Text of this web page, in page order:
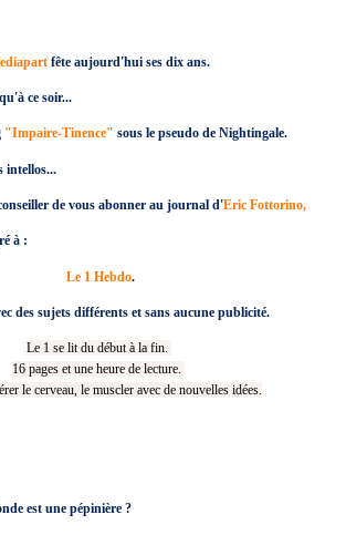
fête aujourd'hui ses dix ans.
ce soir...
"Impaire-Tinence" sous le pseudo de Nightingale.
intellos...
de vous abonner au journal d'Eric Fottorino,
à :
Le 1 Hebdo.
des sujets différents et sans aucune publicité.
Le 1 se lit du début à la fin.
16 pages et une heure de lecture.
le cerveau, le muscler avec de nouvelles idées.
est une pépinière ?